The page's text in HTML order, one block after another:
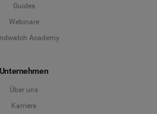
Guides
Webinare
Academy
Unternehmen
Über uns
Karriere